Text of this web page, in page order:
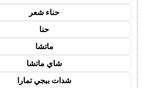
حناء شعر
حنا
ماتشا
شاي ماتشا
شدات ببجي تمارا